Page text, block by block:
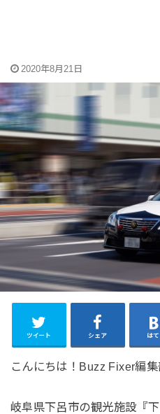
2020年8月21日
ツイート シェア は
こんにちは！Buzz Fixer編集
岐阜県下呂市の観光施設『